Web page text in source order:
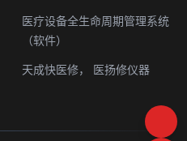
医疗设备全生命周期管理系统
（软件）
天成快医修，
医扬修仪器